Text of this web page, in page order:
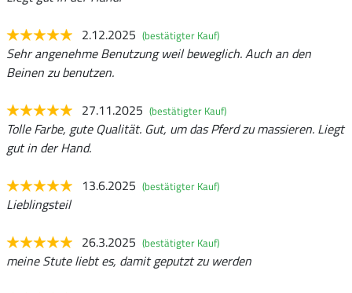
2.12.2025 (bestätigter Kauf)
Sehr angenehme Benutzung weil beweglich. Auch an den
Beinen zu benutzen.
27.11.2025 (bestätigter Kauf)
Tolle Farbe, gute Qualität. Gut, um das Pferd zu massieren. Liegt
gut in der Hand.
13.6.2025 (bestätigter Kauf)
Lieblingsteil
26.3.2025 (bestätigter Kauf)
meine Stute liebt es, damit geputzt zu werden